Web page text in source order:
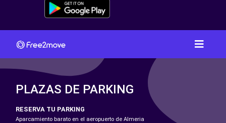
PLAZAS DE PARKING
RESERVA TU PARKING
Aparcamiento barato en el aeropuerto de Almeria